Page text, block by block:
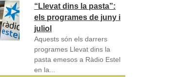
“Llevat dins la pasta”:
els programes de juny i
juliol
Aquests són els darrers
programes Llevat dins la
pasta emesos a Ràdio Estel
en la...